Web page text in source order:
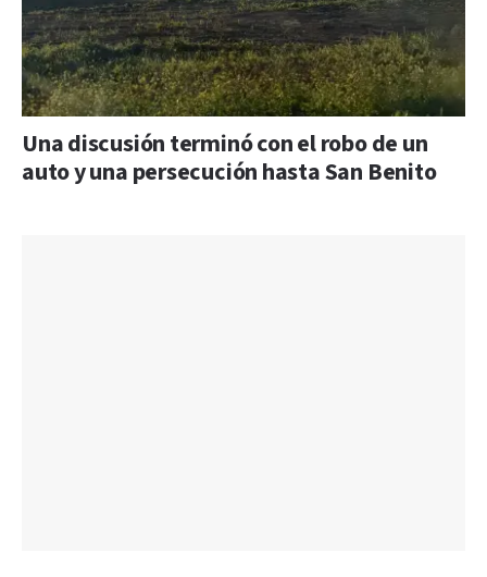
Una discusión terminó con el robo de un
auto y una persecución hasta San Benito